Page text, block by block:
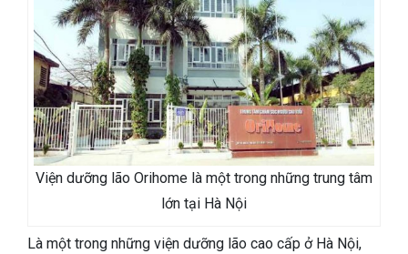
Viện dưỡng lão Orihome là một trong những trung tâm
lớn tại Hà Nội
Là một trong những viện dưỡng lão cao cấp ở Hà Nội,